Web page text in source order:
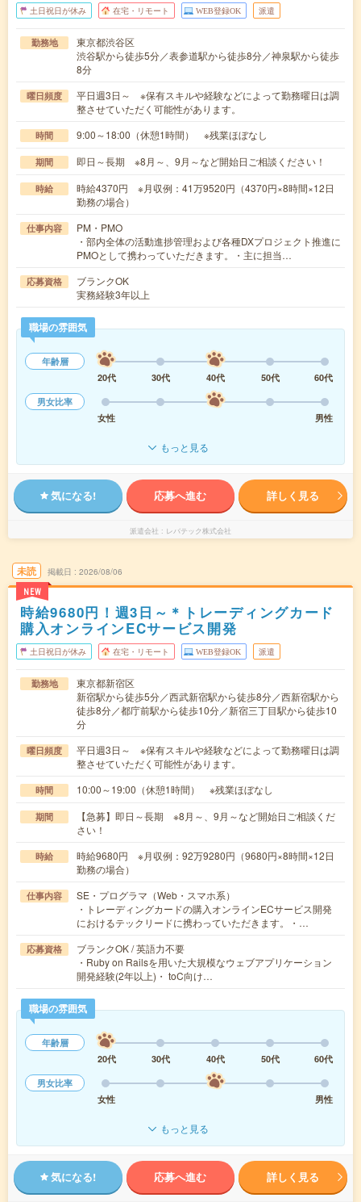
土日祝日が休み 在宅・リモート WEB登録OK 派遣
勤務地
東京都渋谷区
渋谷駅から徒歩5分／表参道駅から徒歩8分／神泉駅から徒歩
8分
曜日頻度
平日週3日～ ※保有スキルや経験などによって勤務曜日は調
整させていただく可能性があります。
時間 9:00～18:00（休憩1時間） ※残業ほぼなし
期間 即日～長期 ※8月～、9月～など開始日ご相談ください！
時給
時給4370円 ※月収例：41万9520円（4370円×8時間×12日
勤務の場合）
仕事内容
PM・PMO
・部内全体の活動進捗管理および各種DXプロジェクト推進に
PMOとして携わっていただきます。・主に担当…
応募資格
ブランクOK
実務経験3年以上
職場の雰囲気
年齢層
20代
30代 40代 50代
60代
男女比率
女性
男性
もっと見る
気になる! 応募へ進む 詳しく見る
派遣会社 レバテック株式会社
未読
NEW
掲載日 2026/08/06
時給9680円！週3日～＊トレーディングカード
購入オンラインECサービス開発
土日祝日が休み 在宅・リモート WEB登録OK 派遣
勤務地
東京都新宿区
新宿駅から徒歩5分／西武新宿駅から徒歩8分／西新宿駅から
徒歩8分／都庁前駅から徒歩10分／新宿三丁目駅から徒歩10
分
曜日頻度
平日週3日～ ※保有スキルや経験などによって勤務曜日は調
整させていただく可能性があります。
時間 10:00～19:00（休憩1時間） ※残業ほぼなし
期間
【急募】即日～長期 ※8月～、9月～など開始日ご相談くだ
さい！
時給
時給9680円 ※月収例：92万9280円（9680円×8時間×12日
勤務の場合）
仕事内容
SE・プログラマ（Web・スマホ系）
・トレーディングカードの購入オンラインECサービス開発
におけるテックリードに携わっていただきます。・…
応募資格
ブランクOK / 英語力不要
・Ruby on Railsを用いた大規模なウェブアプリケーション
開発経験(2年以上)・ toC向け…
職場の雰囲気
年齢層
20代
30代 40代 50代
60代
男女比率
女性
男性
もっと見る
気になる! 応募へ進む 詳しく見る